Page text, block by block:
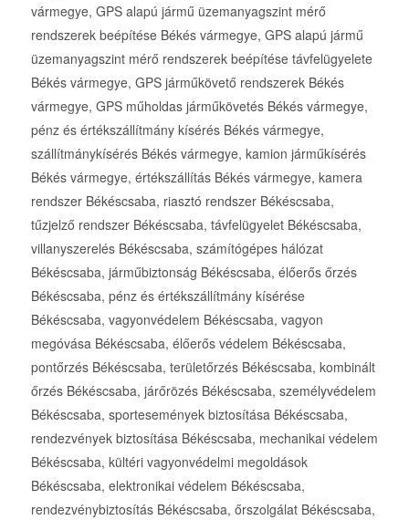
vármegye, GPS alapú jármű üzemanyagszint mérő
rendszerek beépítése Békés vármegye, GPS alapú jármű
üzemanyagszint mérő rendszerek beépítése távfelügyelete
Békés vármegye, GPS járműkövető rendszerek Békés
vármegye, GPS műholdas járműkövetés Békés vármegye,
pénz és értékszállítmány kísérés Békés vármegye,
szállítmánykísérés Békés vármegye, kamion járműkísérés
Békés vármegye, értékszállítás Békés vármegye, kamera
rendszer Békéscsaba, riasztó rendszer Békéscsaba,
tűzjelző rendszer Békéscsaba, távfelügyelet Békéscsaba,
villanyszerelés Békéscsaba, számítógépes hálózat
Békéscsaba, járműbiztonság Békéscsaba, élőerős őrzés
Békéscsaba, pénz és értékszállítmány kísérése
Békéscsaba, vagyonvédelem Békéscsaba, vagyon
megóvása Békéscsaba, élőerős védelem Békéscsaba,
pontőrzés Békéscsaba, területőrzés Békéscsaba, kombinált
őrzés Békéscsaba, járőrözés Békéscsaba, személyvédelem
Békéscsaba, sportesemények biztosítása Békéscsaba,
rendezvények biztosítása Békéscsaba, mechanikai védelem
Békéscsaba, kültéri vagyonvédelmi megoldások
Békéscsaba, elektronikai védelem Békéscsaba,
rendezvénybiztosítás Békéscsaba, őrszolgálat Békéscsaba,